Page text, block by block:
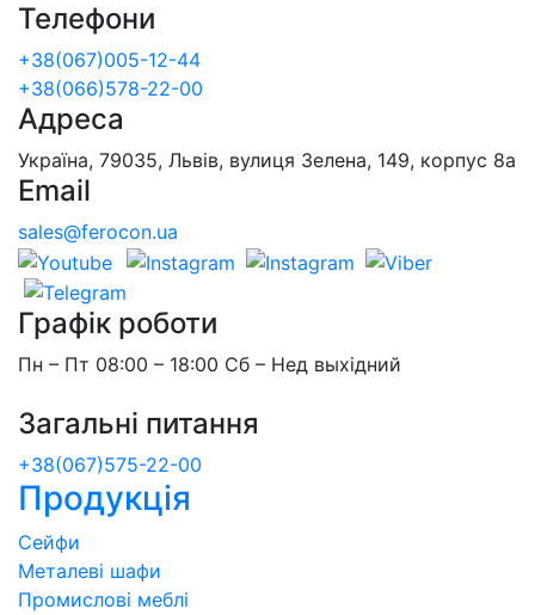
Телефони
+38(067)005-12-44
+38(066)578-22-00
Адреса
Україна, 79035, Львів, вулиця Зелена, 149, корпус 8а
Email
sales@ferocon.ua
Графік роботи
Пн – Пт 08:00 – 18:00 Сб – Нед выхідний
Загальні питання
+38(067)575-22-00
Продукція
Сейфи
Металеві шафи
Промислові меблі